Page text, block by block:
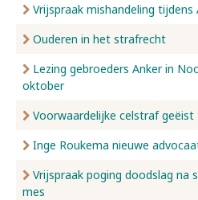
Vrijspraak mishandeling
Ouderen in het strafrecht
Lezing gebroeders Anker in
oktober
Voorwaardelijke celstraf
Inge Roukema nieuwe
Vrijspraak poging doodslag na
mes